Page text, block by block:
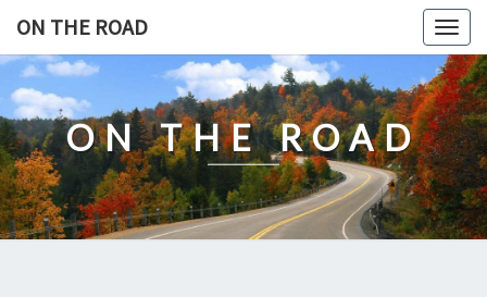
content
ON THE ROAD
ON THE ROAD